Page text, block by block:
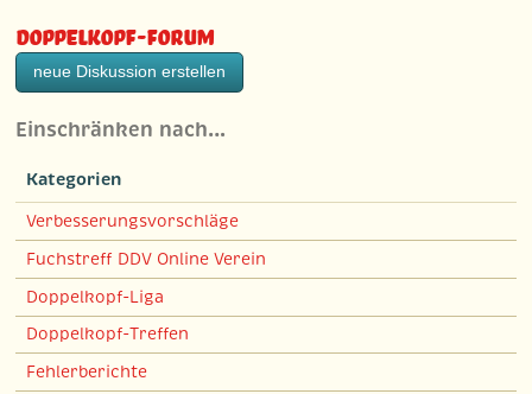
Doppelkopf-Forum
neue Diskussion erstellen
Einschränken nach…
Kategorien
Verbesserungsvorschläge
Fuchstreff DDV Online Verein
Doppelkopf-Liga
Doppelkopf-Treffen
Fehlerberichte